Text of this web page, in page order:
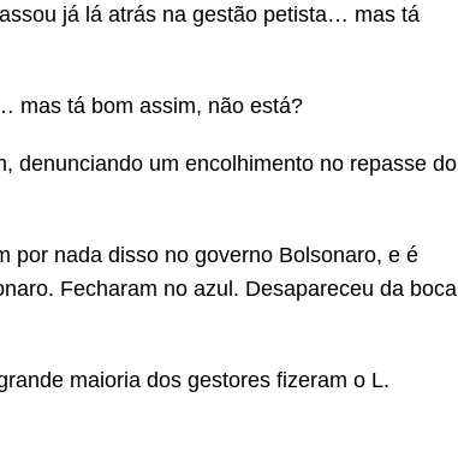
já lá atrás na gestão petista… mas tá
mas tá bom assim, não está?
denunciando um encolhimento no repasse do
por nada disso no governo Bolsonaro, e é
Fecharam no azul. Desapareceu da boca
maioria dos gestores fizeram o L.